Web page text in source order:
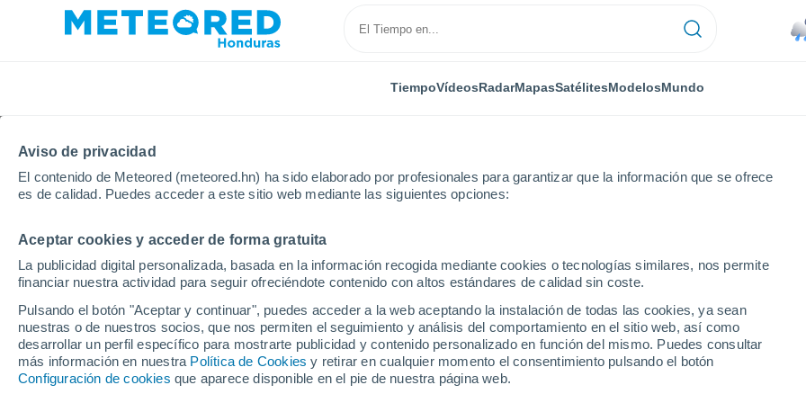
Aviso de privacidad
El contenido de Meteored (meteored.hn) ha sido elaborado por profesionales para garantizar que la información que se ofrece
es de calidad. Puedes acceder a este sitio web mediante las siguientes opciones:
Aceptar cookies y acceder de forma gratuita
La publicidad digital personalizada, basada en la información recogida mediante cookies o tecnologías similares, nos permite
financiar nuestra actividad para seguir ofreciéndote contenido con altos estándares de calidad sin coste.
Pulsando el botón "Aceptar y continuar", puedes acceder a la web aceptando la instalación de todas las cookies, ya sean
nuestras o de nuestros socios, que nos permiten el seguimiento y análisis del comportamiento en el sitio web, así como
desarrollar un perfil específico para mostrarte publicidad y contenido personalizado en función del mismo. Puedes consultar
más información en nuestra Política de Cookies y retirar en cualquier momento el consentimiento pulsando el botón
Configuración de cookies que aparece disponible en el pie de nuestra página web.
TiempoVídeosRadarMapasSatélitesModelosMundo
Inicio España Andalucía Provincia de Huelva
Tiempo en la Provincia de Huelva
Hoy, 8 agosto Todo el día Símbolo
38°
21°